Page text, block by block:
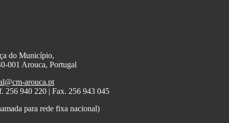
do Município,
001 Arouca, Portugal
arouca.pt
256 940 220 | Fax. 256 943 045
para rede fixa nacional)